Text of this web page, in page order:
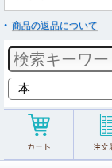
商品の返品について